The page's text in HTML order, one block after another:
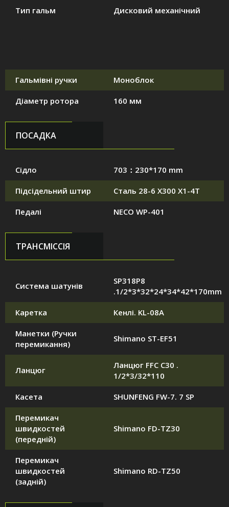
Тип гальм Дисковий механічний
Гальмівні ручки Моноблок
Діаметр ротора 160 мм
ПОСАДКА
Сідло 703：230*170 mm
Підсідельний штир Сталь 28-6 X300 X1-4T
Педалі NECO WP-401
ТРАНСМІССІЯ
Система шатунів
SP318P8
.1/2*3*32*24*34*42*170mm
Каретка Кенлі. KL-08A
Манетки (Ручки
перемикання)
Shimano ST-EF51
Ланцюг
Ланцюг FFC C30 .
1/2*3/32*110
Касета SHUNFENG FW-7. 7 SP
Перемикач
швидкостей
(передній)
Shimano FD-TZ30
Перемикач
швидкостей
(задній)
Shimano RD-TZ50